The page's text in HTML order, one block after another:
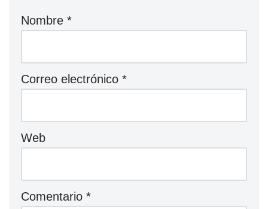
Nombre *
Correo electrónico *
Web
Comentario *